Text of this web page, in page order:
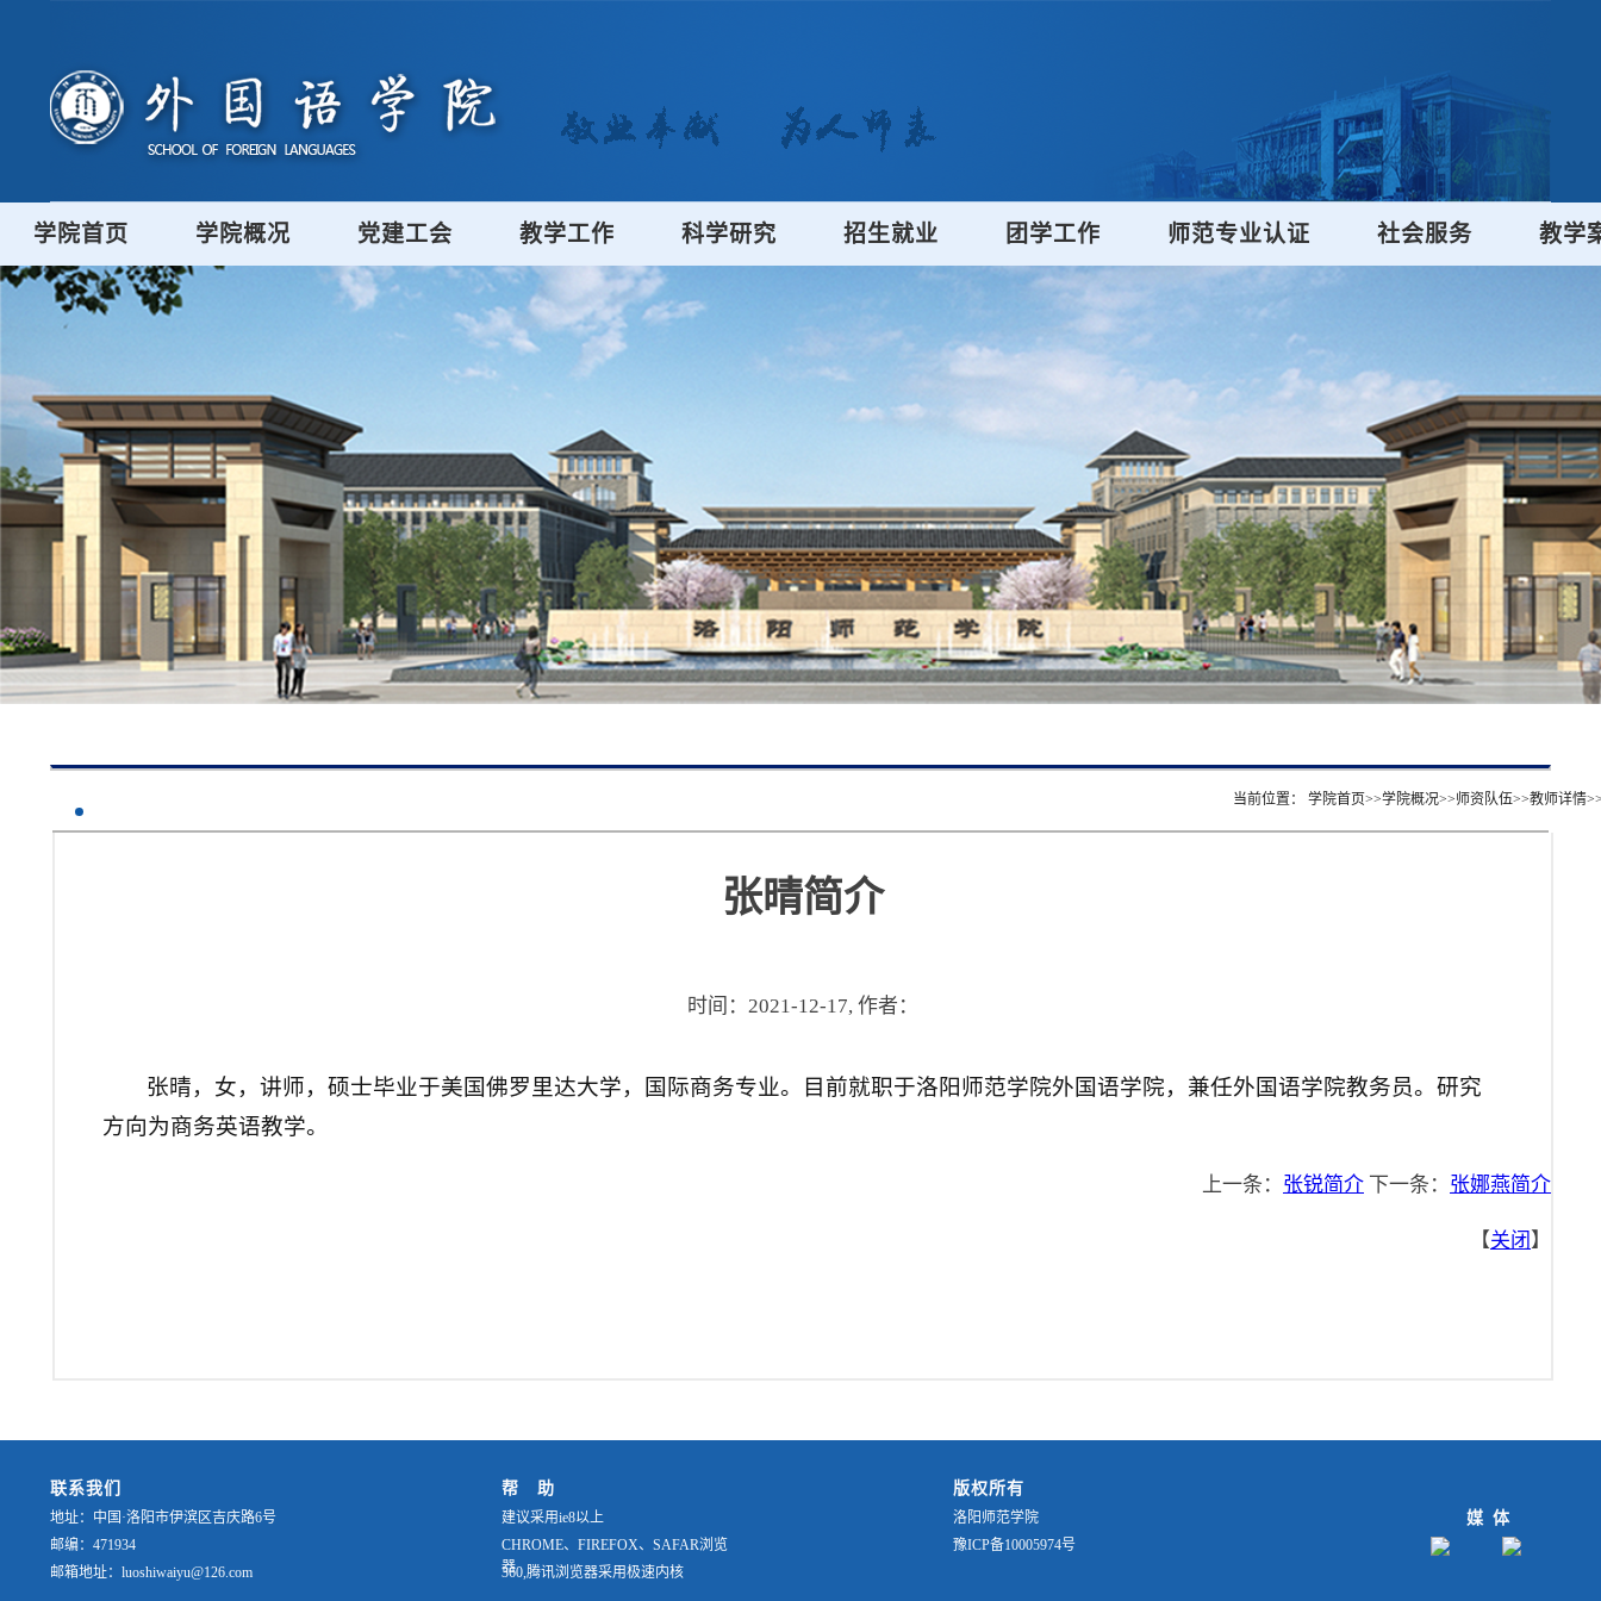
学院首页 学院概况 党建工会 教学工作 科学研究 招生就业 团学工作 师范专业认证 社会服务 教学
当前位置： 学院首页>>学院概况>>师资队伍>>教师详情
张晴简介
时间：2021-12-17, 作者：
张晴，女，讲师，硕士毕业于美国佛罗里达大学，国际商务专业。目前就职于洛阳师范学院外国语学院，兼任外国语学院教务员。研究
方向为商务英语教学。
上一条： 张锐简介 下一条： 张娜燕简介
【关闭 】
联系我们
地址：中国·洛阳市伊滨区吉庆路6号
邮编：471934
邮箱地址：luoshiwaiyu@126.com
帮 助
建议采用ie8以上
CHROME、FIREFOX、SAFAR浏览
器
360,腾讯浏览器采用极速内核
版权所有
洛阳师范学院
豫ICP备10005974号
媒体